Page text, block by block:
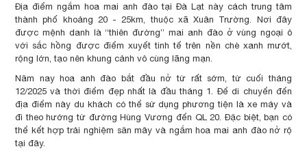
Địa điểm ngắm hoa mai anh đào tại Đà Lạt này cách trung tâm
thành phố khoảng 20 - 25km, thuộc xã Xuân Trường. Nơi đây
được mệnh danh là “thiên đường” mai anh đào ở vùng ngoại ô
với sắc hồng được điểm xuyết tinh tế trên nền chè xanh mướt,
rộng lớn, tạo nên khung cảnh vô cùng lãng mạn.
Năm nay hoa anh đào bắt đầu nở từ rất sớm, từ cuối tháng
12/2025 và thời điểm đẹp nhất là đầu tháng 1. Để di chuyển đến
địa điểm này du khách có thể sử dụng phương tiện là xe máy và
đi theo hướng từ đường Hùng Vương đến QL 20. Đặc biệt, bạn có
thể kết hợp trải nghiệm săn mây và ngắm hoa mai anh đào nở rộ
tại đây.